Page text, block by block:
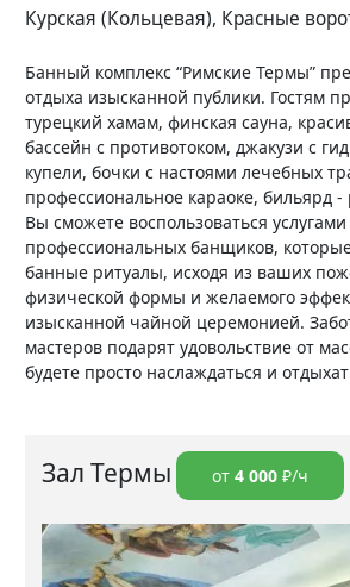
Курская (Кольцевая), Красные
Банный комплекс “Римские Термы”
отдыха изысканной публики. Гостям
турецкий хамам, финская сауна,
бассейн с противотоком, джакузи с
купели, бочки с настоями лечебных
профессиональное караоке, бильярд -
Вы сможете воспользоваться услугами
профессиональных банщиков,
банные ритуалы, исходя из ваших
физической формы и желаемого
изысканной чайной церемонией.
мастеров подарят удовольствие от
будете просто наслаждаться и
Зал Термы от 4 000 ₽/ч